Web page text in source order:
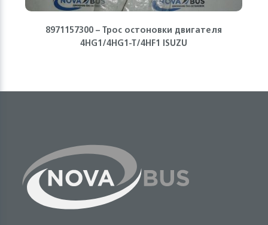
8971157300 – Трос остоновки двигателя
4HG1/4HG1-T/4HF1 ISUZU